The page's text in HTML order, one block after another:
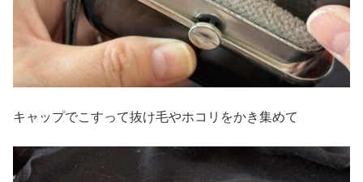
キャップでこすって抜け毛やホコリをかき集めて